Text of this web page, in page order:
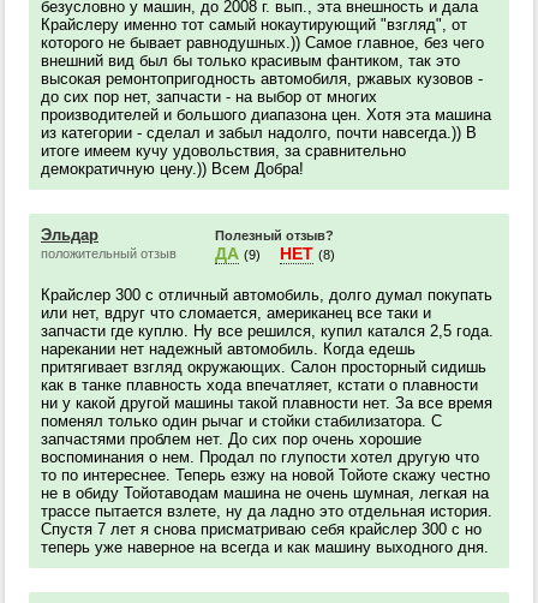
безусловно у машин, до 2008 г. вып., эта внешность и дала
Крайслеру именно тот самый нокаутирующий "взгляд", от
которого не бывает равнодушных.)) Самое главное, без чего
внешний вид был бы только красивым фантиком, так это
высокая ремонтопригодность автомобиля, ржавых кузовов -
до сих пор нет, запчасти - на выбор от многих
производителей и большого диапазона цен. Хотя эта машина
из категории - сделал и забыл надолго, почти навсегда.)) В
итоге имеем кучу удовольствия, за сравнительно
демократичную цену.)) Всем Добра!
Эльдар
положительный отзыв
Полезный отзыв?
ДА (9) НЕТ (8)
Крайслер 300 с отличный автомобиль, долго думал покупать
или нет, вдруг что сломается, американец все таки и
запчасти где куплю. Ну все решился, купил катался 2,5 года.
нарекании нет надежный автомобиль. Когда едешь
притягивает взгляд окружающих. Салон просторный сидишь
как в танке плавность хода впечатляет, кстати о плавности
ни у какой другой машины такой плавности нет. За все время
поменял только один рычаг и стойки стабилизатора. С
запчастями проблем нет. До сих пор очень хорошие
воспоминания о нем. Продал по глупости хотел другую что
то по интереснее. Теперь езжу на новой Тойоте скажу честно
не в обиду Тойотаводам машина не очень шумная, легкая на
трассе пытается взлете, ну да ладно это отдельная история.
Спустя 7 лет я снова присматриваю себя крайслер 300 с но
теперь уже наверное на всегда и как машину выходного дня.